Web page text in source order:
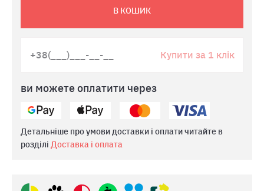
В КОШИК
Купити за 1 клік
ви можете оплатити через
Детальніше про умови доставки і оплати читайте в
розділі Доставка і оплата